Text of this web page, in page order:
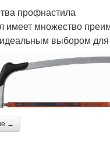
профнастила
имеет множество
выбором
→